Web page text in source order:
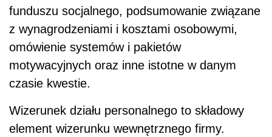
funduszu socjalnego, podsumowanie związane
z wynagrodzeniami i kosztami osobowymi,
omówienie systemów i pakietów
motywacyjnych oraz inne istotne w danym
czasie kwestie.
Wizerunek działu personalnego to składowy
element wizerunku wewnętrznego firmy.